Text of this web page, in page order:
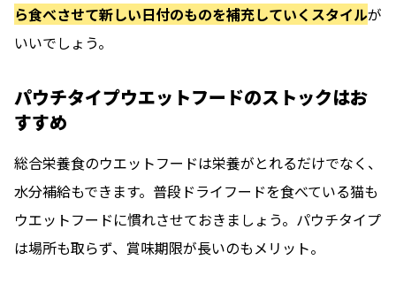
ら食べさせて新しい日付のものを補充していくスタイルが
いいでしょう。
パウチタイプウエットフードのストックはお
すすめ
総合栄養食のウエットフードは栄養がとれるだけでなく、
水分補給もできます。普段ドライフードを食べている猫も
ウエットフードに慣れさせておきましょう。パウチタイプ
は場所も取らず、賞味期限が長いのもメリット。